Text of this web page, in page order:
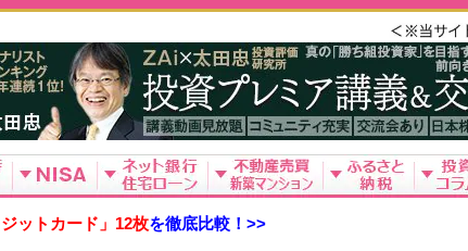
ジットカード」12枚を徹底比較！>>